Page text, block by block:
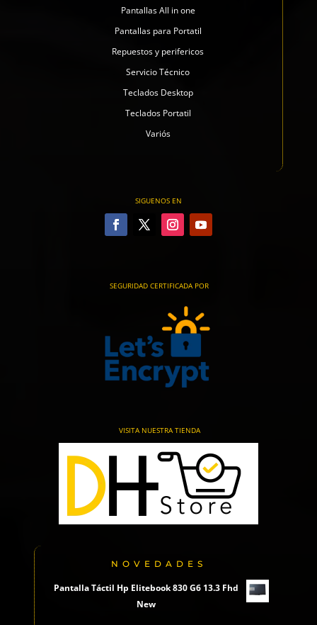
Pantallas All in one
Pantallas para Portatil
Repuestos y perifericos
Servicio Técnico
Teclados Desktop
Teclados Portatil
Variós
SIGUENOS EN
SEGURIDAD CERTIFICADA POR
VISITA NUESTRA TIENDA
NOVEDADES
Pantalla Táctil Hp Elitebook 830 G6 13.3 Fhd
New